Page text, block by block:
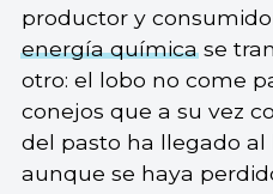
productor y
energía químicase
otro: el lobo no come
conejos que a su vez
del pasto ha llegado
aunque se haya